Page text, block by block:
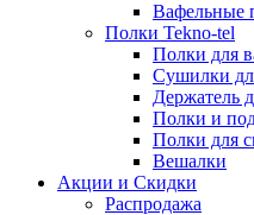
Вафельные
Полки Tekno-tel
Полки для
Сушилки
Держатель
Полки и
Полки для
Вешалки
Акции и Скидки
Распродажа